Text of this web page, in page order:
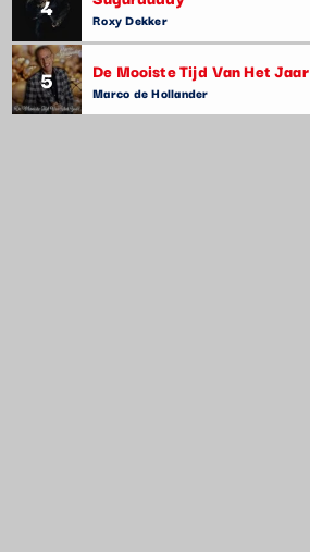
4 Roxy Dekker
5 De Mooiste Tijd Van Het Jaar
Marco de Hollander